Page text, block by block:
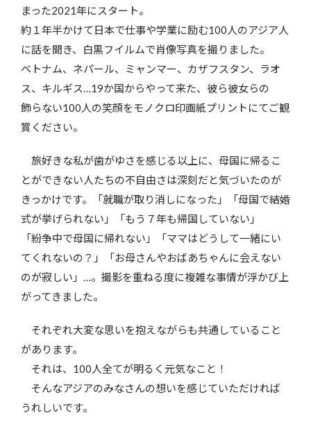
まった2021年にスタート。
約１年半かけて日本で仕事や学業に励む100人のアジア人
に話を聞き、白黒フイルムで肖像写真を撮りました。
ベトナム、ネパール、ミャンマー、カザフスタン、ラオ
ス、キルギス…19か国からやって来た、彼ら彼女らの
飾らない100人の笑顔をモノクロ印画紙プリントにてご観
賞ください。
旅好きな私が歯がゆさを感じる以上に、母国に帰るこ
とができない人たちの不自由さは深刻だと気づいたのが
きっかけです。「就職が取り消しになった」「母国で結婚
式が挙げられない」「もう７年も帰国していない」
「紛争中で母国に帰れない」「ママはどうして一緒にい
てくれないの？」「お母さんやおばあちゃんに会えない
のが寂しい」…。撮影を重ねる度に複雑な事情が浮かび上
がってきました。
それぞれ大変な思いを抱えながらも共通していること
があります。
それは、100人全てが明るく元気なこと！
そんなアジアのみなさんの想いを感じていただければ
うれしいです。